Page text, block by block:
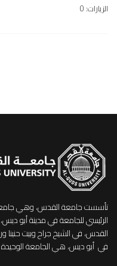
الزيارات: 0
الرئيسي للجامعة في مدينة أبو
القدس، في الشيخ جراح وبيت حنينا
في أبو ديس، هي الجامعة الوحيدة